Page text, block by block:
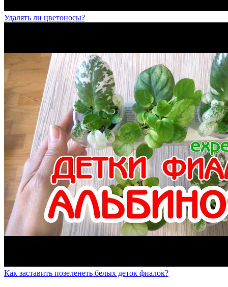
Удалять ли цветоносы?
Как заставить позеленеть белых деток фиалок?